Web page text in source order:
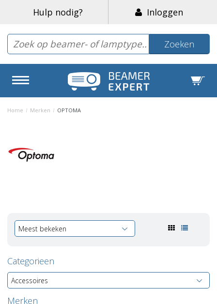
Hulp nodig? Inloggen
Zoeken
Home / Merken / OPTOMA
Meest bekeken
Categorieen
Accessoires
Merken